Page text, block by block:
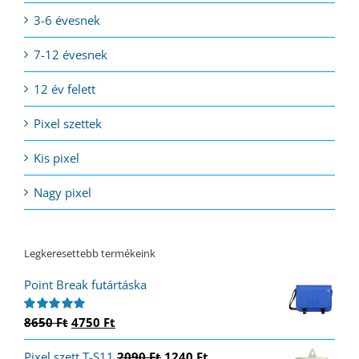
3-6 évesnek
7-12 évesnek
12 év felett
Pixel szettek
Kis pixel
Nagy pixel
Legkeresettebb termékeink
Point Break futártáska
Értékelés:
8650Ft Original
price
4750 Ft
price
Original